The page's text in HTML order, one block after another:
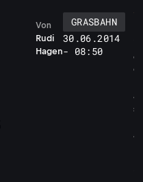
Rudi
Hagen
Von
GRASBAHN
30.06.2014
- 08:50
e
G
a
s
a